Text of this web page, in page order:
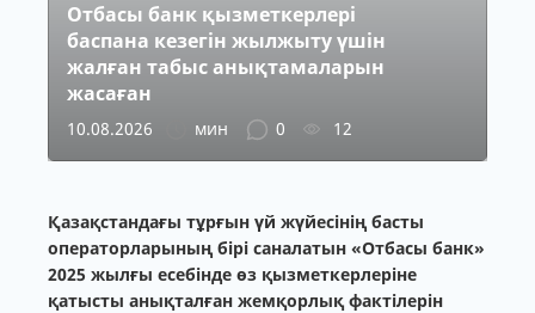
Отбасы банк қызметкерлері
баспана кезегін жылжыту үшін
жалған табыс анықтамаларын
жасаған
10.08.2026 мин 0 12
Қазақстандағы тұрғын үй жүйесінің басты
операторларының бірі саналатын «Отбасы банк»
2025 жылғы есебінде өз қызметкерлеріне
қатысты анықталған жемқорлық фактілерін